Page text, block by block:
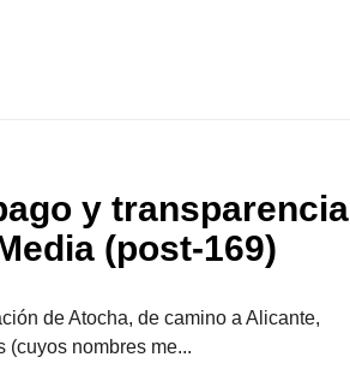
y transparencia
(post-169)
de Atocha, de camino a Alicante,
(cuyos nombres me...